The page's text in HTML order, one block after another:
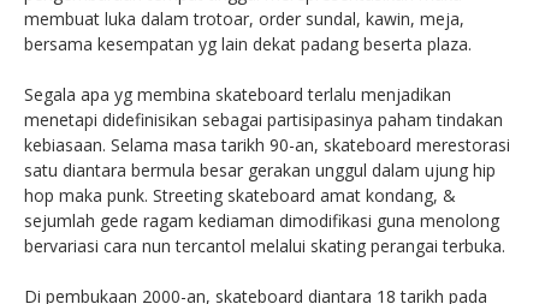
membuat luka dalam trotoar, order sundal, kawin, meja,
bersama kesempatan yg lain dekat padang beserta plaza.
Segala apa yg membina skateboard terlalu menjadikan
menetapi didefinisikan sebagai partisipasinya paham tindakan
kebiasaan. Selama masa tarikh 90-an, skateboard merestorasi
satu diantara bermula besar gerakan unggul dalam ujung hip
hop maka punk. Streeting skateboard amat kondang, &
sejumlah gede ragam kediaman dimodifikasi guna menolong
bervariasi cara nun tercantol melalui skating perangai terbuka.
Di pembukaan 2000-an, skateboard diantara 18 tarikh pada